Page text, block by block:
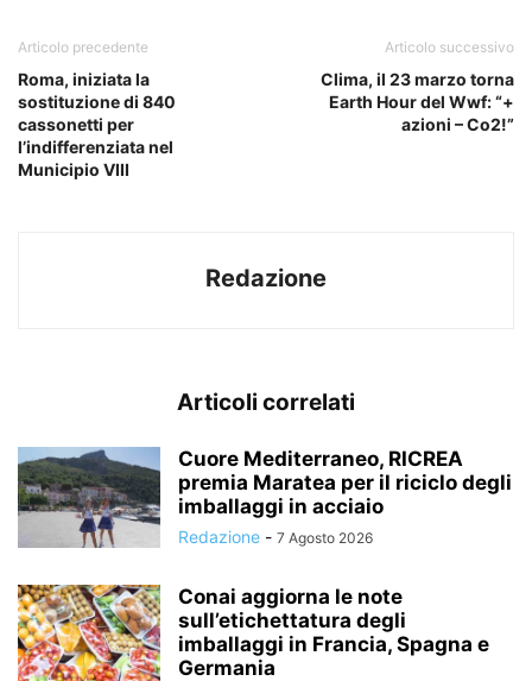
Articolo precedente
Roma, iniziata la
sostituzione di 840
cassonetti per
l’indifferenziata nel
Municipio VIII
Articolo successivo
Clima, il 23 marzo torna
Earth Hour del Wwf: “+
azioni – Co2!”
Redazione
Articoli correlati
Cuore Mediterraneo, RICREA
premia Maratea per il riciclo degli
imballaggi in acciaio
Redazione - 7 Agosto 2026
Conai aggiorna le note
sull’etichettatura degli
imballaggi in Francia, Spagna e
Germania